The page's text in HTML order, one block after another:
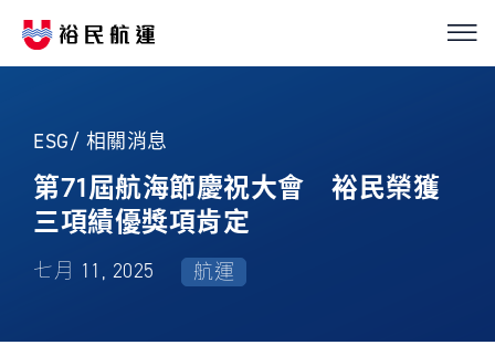
永續經營
ESG/ 相關消息
第71屆航海節慶祝大會 裕民榮獲
三項績優獎項肯定
七月 11, 2025 航運